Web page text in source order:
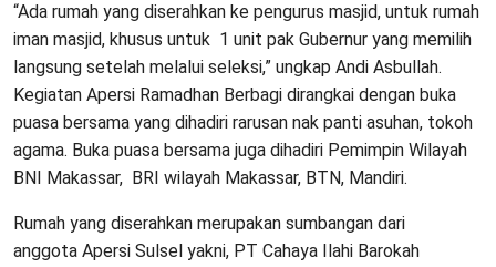
“Ada rumah yang diserahkan ke pengurus masjid, untuk rumah
iman masjid, khusus untuk 1 unit pak Gubernur yang memilih
langsung setelah melalui seleksi,” ungkap Andi Asbullah.
Kegiatan Apersi Ramadhan Berbagi dirangkai dengan buka
puasa bersama yang dihadiri rarusan nak panti asuhan, tokoh
agama. Buka puasa bersama juga dihadiri Pemimpin Wilayah
BNI Makassar, BRI wilayah Makassar, BTN, Mandiri.
Rumah yang diserahkan merupakan sumbangan dari
anggota Apersi Sulsel yakni, PT Cahaya Ilahi Barokah